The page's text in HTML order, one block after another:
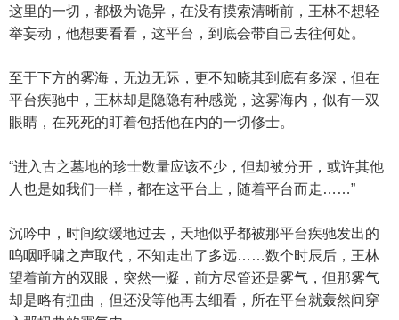
这里的一切，都极为诡异，在没有摸索清晰前，王林不想轻
举妄动，他想要看看，这平台，到底会带自己去往何处。
至于下方的雾海，无边无际，更不知晓其到底有多深，但在
平台疾驰中，王林却是隐隐有种感觉，这雾海内，似有一双
眼睛，在死死的盯着包括他在内的一切修士。
“进入古之墓地的珍士数量应该不少，但却被分开，或许其他
人也是如我们一样，都在这平台上，随着平台而走……”
沉吟中，时间纹缓地过去，天地似乎都被那平台疾驰发出的
呜咽呼啸之声取代，不知走出了多远……数个时辰后，王林
望着前方的双眼，突然一凝，前方尽管还是雾气，但那雾气
却是略有扭曲，但还没等他再去细看，所在平台就轰然间穿